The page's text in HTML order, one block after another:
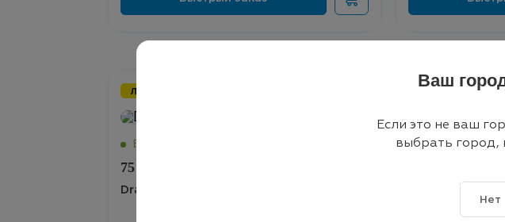
Лучшая цена
75 000 ₽
Dragon 380 MAX НДНД Dragon 380
Ваш
Если это не ваш
выбрать город,
Нет